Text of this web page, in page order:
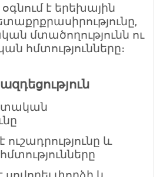
է երեխային
մտածողությունն ու
հմտությունները։
և